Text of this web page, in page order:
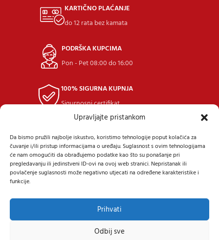
Upravljajte pristankom
Da bismo pružili najbolje iskustvo, koristimo tehnologije poput kolačića za
čuvanje i/ili pristup informacijama o uređaju. Suglasnost s ovim tehnologijama
će nam omogućiti da obrađujemo podatke kao što su ponašanje pri
pregledavanju ili jedinstveni ID-ovi na ovoj web stranici. Nepristanak ili
povlačenje suglasnosti može negativno utjecati na određene karakteristike i
funkcije.
Prihvati
Odbij sve
KARTIČNO PLAĆANJE
do 12 rata bez kamata
PODRŠKA KUPCIMA
Pon - Pet 08:00 do 16:00
100% SIGURNA KUPNJA
Sigurnosni certifikat
u roku 14 dana
Samoborska cesta 9, 10434 Strmec Samoborski
Tel: +385 (91) 40 40 338